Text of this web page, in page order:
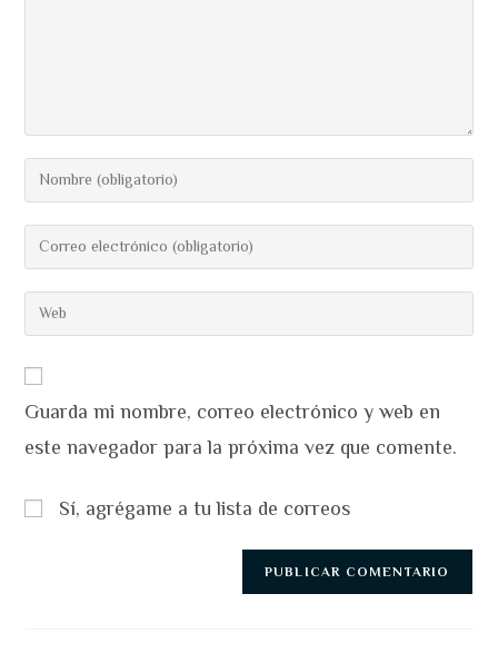
Introduce
tu
nombre
de
usuario
para
Introduce
tu
dirección
para
Introduce
la
de
tu
web
Guarda mi nombre, correo electrónico y web en
este navegador para la próxima vez que comente.
Sí, agrégame a tu lista de correos